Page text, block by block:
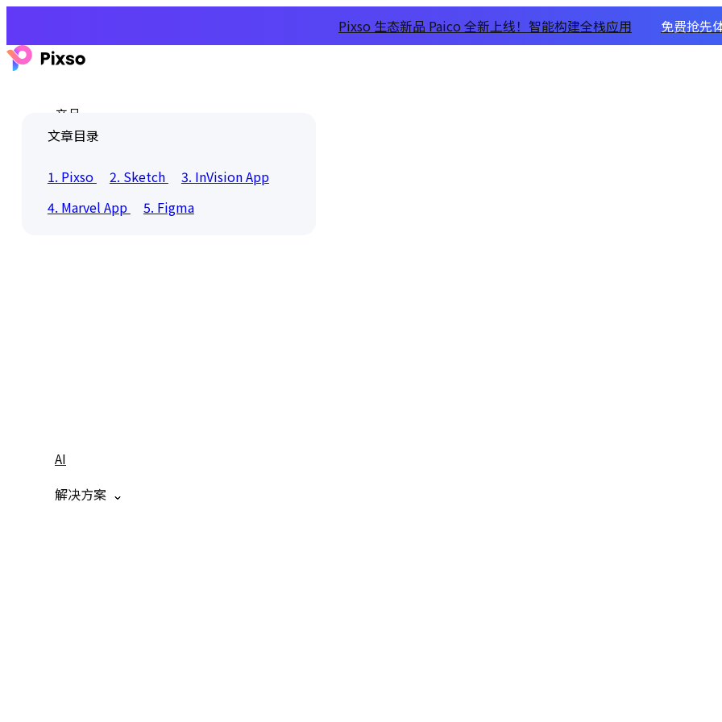
Pixso 生态新品 Paico 全新上线！智能构建全栈应用 免费抢先
产品
AI
解决方案
文章目录
1. Pixso 2. Sketch
3. InVision App
4. Marvel App
5. Figma